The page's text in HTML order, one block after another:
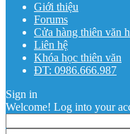
Giới thiệu
Forums
Cửa hàng thiên văn
Liên hệ
Khóa học thiên văn
ĐT: 0986.666.987
Sign in
Welcome! Log into your